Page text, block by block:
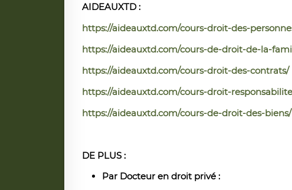
AIDEAUXTD :
https://aideauxtd.com/cours-droit-des-
https://aideauxtd.com/cours-de-droit-de-la-
https://aideauxtd.com/cours-droit-des-contrats/
https://aideauxtd.com/cours-droit-
https://aideauxtd.com/cours-de-droit-des-biens/
DE PLUS :
Par Docteur en droit privé :